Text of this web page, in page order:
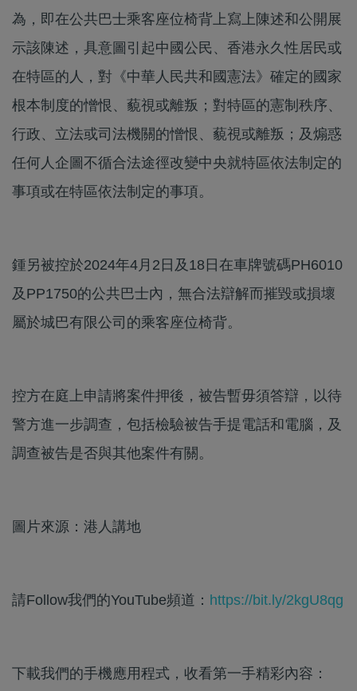
為，即在公共巴士乘客座位椅背上寫上陳述和公開展
示該陳述，具意圖引起中國公民、香港永久性居民或
在特區的人，對《中華人民共和國憲法》確定的國家
根本制度的憎恨、藐視或離叛；對特區的憲制秩序、
行政、立法或司法機關的憎恨、藐視或離叛；及煽惑
任何人企圖不循合法途徑改變中央就特區依法制定的
事項或在特區依法制定的事項。
鍾另被控於2024年4月2日及18日在車牌號碼PH6010
及PP1750的公共巴士內，無合法辯解而摧毀或損壞
屬於城巴有限公司的乘客座位椅背。
控方在庭上申請將案件押後，被告暫毋須答辯，以待
警方進一步調查，包括檢驗被告手提電話和電腦，及
調查被告是否與其他案件有關。
圖片來源：港人講地
請Follow我們的YouTube頻道： https://bit.ly/2kgU8qg
下載我們的手機應用程式，收看第一手精彩內容：